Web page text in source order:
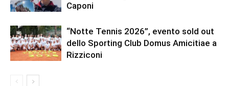
Caponi
“Notte Tennis 2026”, evento sold out
dello Sporting Club Domus Amicitiae a
Rizziconi